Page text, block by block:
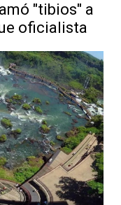
"tibios" a
oficialista